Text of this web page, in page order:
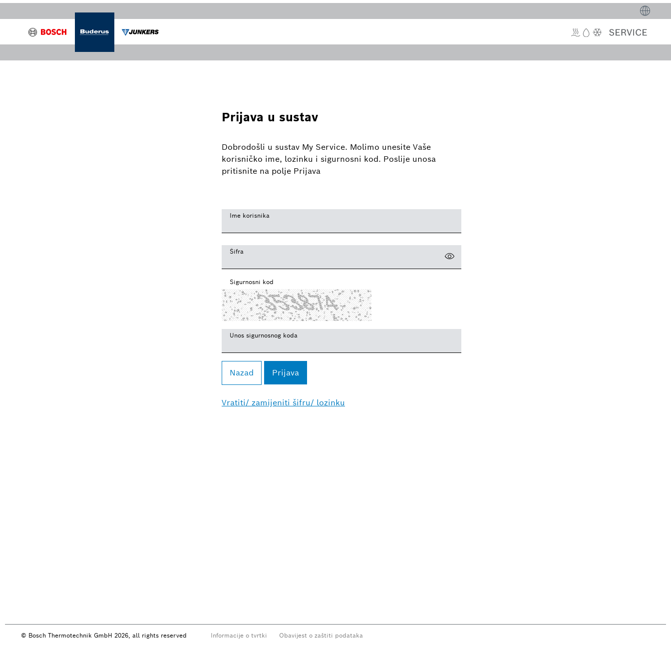
Prijava u sustav
Dobrodošli u sustav My Service. Molimo unesite Vaše
korisničko ime, lozinku i sigurnosni kod. Poslije unosa
pritisnite na polje Prijava
Ime korisnika
Šifra
Sigurnosni kod
Unos sigurnosnog koda
Nazad
Vratiti/ zamijeniti šifru/ lozinku
Informacije o tvrtki Obavijest o zaštiti podataka
© Bosch Thermotechnik GmbH 2026, all rights reserved